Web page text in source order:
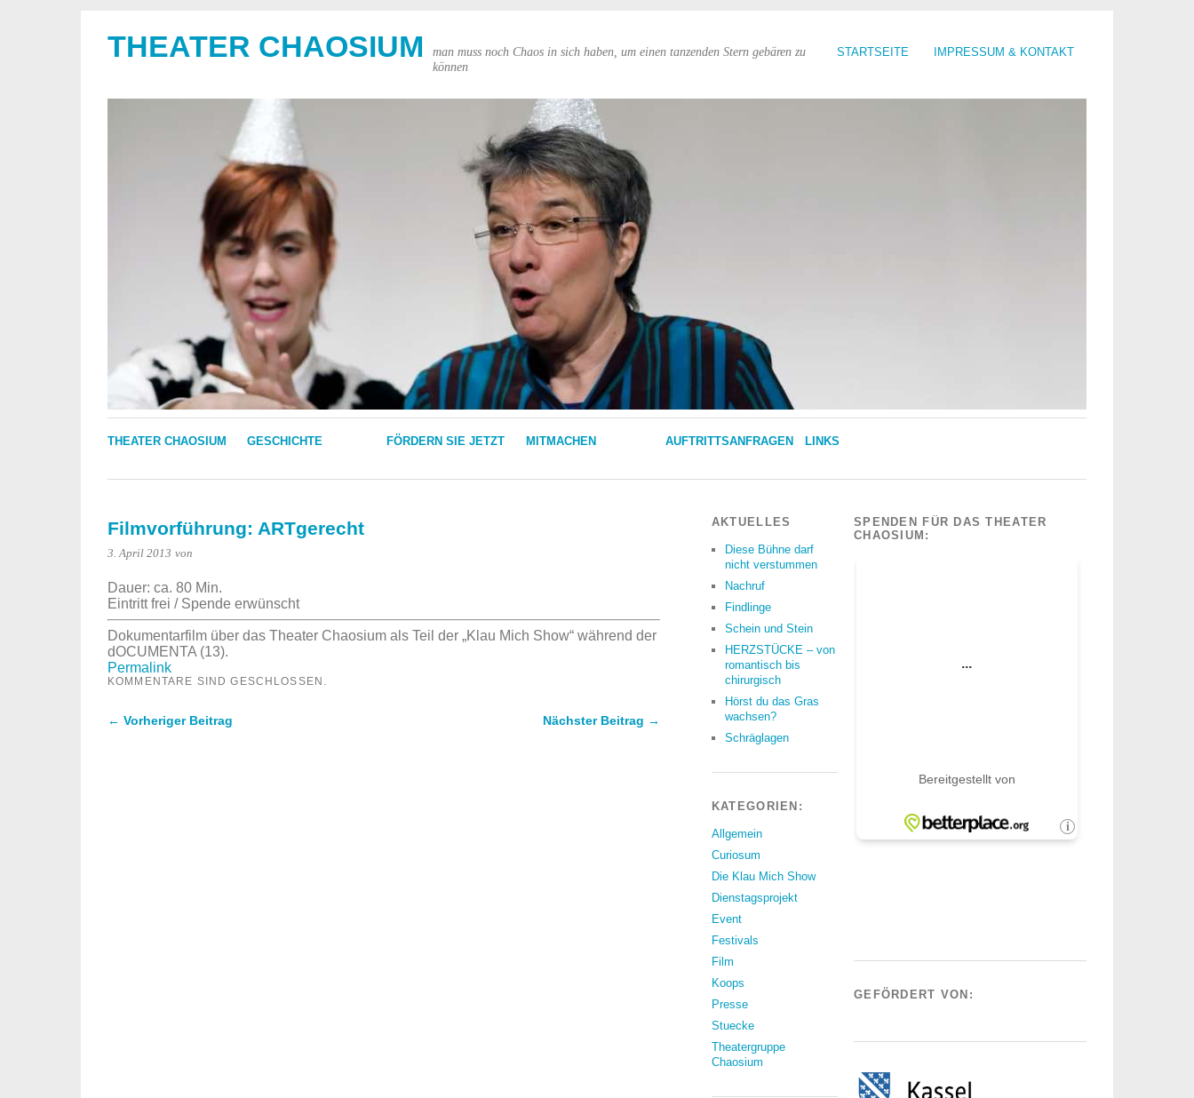
STARTSEITE IMPRESSUM & KONTAKT
THEATER CHAOSIUM
man muss noch Chaos in sich haben, um einen tanzenden Stern gebären zu
können
THEATER CHAOSIUM GESCHICHTE FÖRDERN SIE JETZT MITMACHEN AUFTRITTSANFRAGEN LINKS
Filmvorführung: ARTgerecht
3. April 2013 von
Dauer: ca. 80 Min.
Eintritt frei / Spende erwünscht
Dokumentarfilm über das Theater Chaosium als Teil der „Klau Mich Show“ während der
dOCUMENTA (13).
Permalink
KOMMENTARE SIND GESCHLOSSEN.
← Vorheriger Beitrag Nächster Beitrag →
AKTUELLES
Diese Bühne darf
nicht verstummen
Nachruf
Findlinge
Schein und Stein
HERZSTÜCKE – von
romantisch bis
chirurgisch
Hörst du das Gras
wachsen?
Schräglagen
KATEGORIEN:
Allgemein
Curiosum
Die Klau Mich Show
Dienstagsprojekt
Event
Festivals
Film
Koops
Presse
Stuecke
Theatergruppe
Chaosium
SPENDEN FÜR DAS THEATER
CHAOSIUM:
GEFÖRDERT VON: